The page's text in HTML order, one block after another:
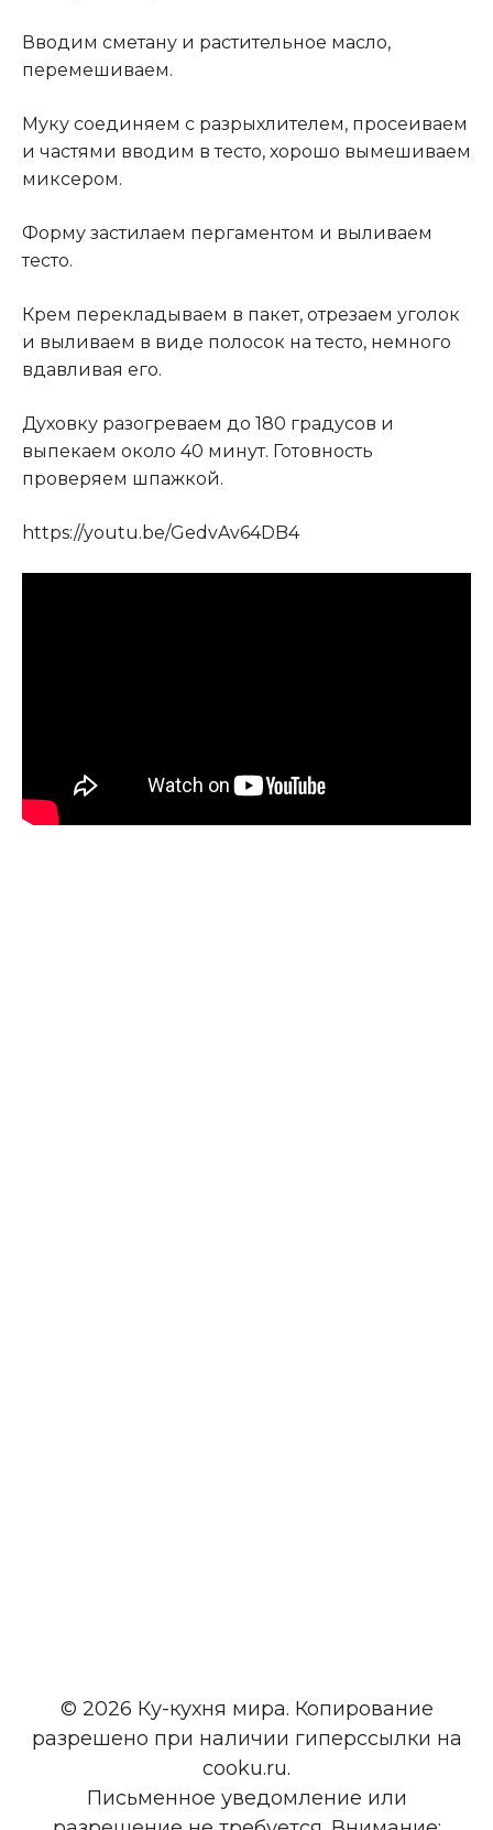
Вводим сметану и растительное масло,
перемешиваем.
Муку соединяем с разрыхлителем, просеиваем
и частями вводим в тесто, хорошо вымешиваем
миксером.
Форму застилаем пергаментом и выливаем
тесто.
Крем перекладываем в пакет, отрезаем уголок
и выливаем в виде полосок на тесто, немного
вдавливая его.
Духовку разогреваем до 180 градусов и
выпекаем около 40 минут. Готовность
проверяем шпажкой.
https://youtu.be/GedvAv64DB4
© 2026 Ку-кухня мира. Копирование
разрешено при наличии гиперссылки на
cooku.ru.
Письменное уведомление или